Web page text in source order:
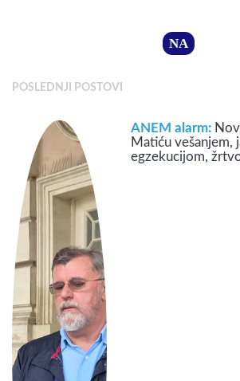
NA
POSLEDNJI POSTOVI
ANEM alarm:
Matiću vešanjem,
egzekucijom,